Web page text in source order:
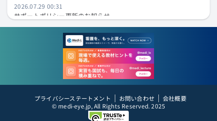
2026.07.29 00:31
サポートポリシー更新のお知らせ
最新のサポートポリシーはこちらからご確認ください
【新機能】Medi-AI「Excel検証アシスタント」の使い方について
2026年夏季休業（お盆休み）のお知らせ
詳細はこちら© medi-eye.jp, All Rights Reserved. 2025
プライバシーステートメント お問い合わせ 会社概要